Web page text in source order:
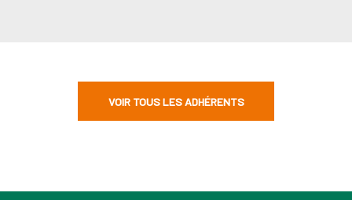
VOIR TOUS LES ADHÉRENTS